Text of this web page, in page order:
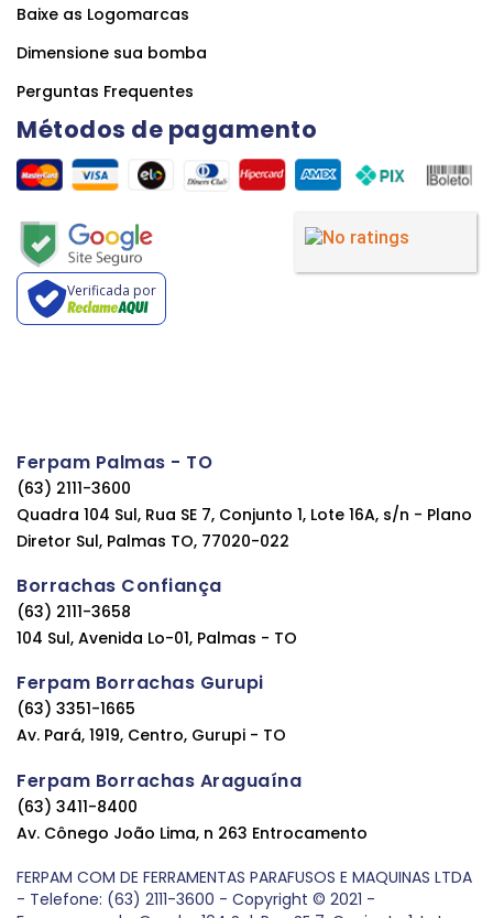
Baixe as Logomarcas
Dimensione sua bomba
Perguntas Frequentes
Métodos de pagamento
Verificada por
Ferpam Palmas - TO
(63) 2111-3600
Quadra 104 Sul, Rua SE 7, Conjunto 1, Lote 16A, s/n - Plano
Diretor Sul, Palmas TO, 77020-022
Borrachas Confiança
(63) 2111-3658
104 Sul, Avenida Lo-01, Palmas - TO
Ferpam Borrachas Gurupi
(63) 3351-1665
Av. Pará, 1919, Centro, Gurupi - TO
Ferpam Borrachas Araguaína
(63) 3411-8400
Av. Cônego João Lima, n 263 Entrocamento
FERPAM COM DE FERRAMENTAS PARAFUSOS E MAQUINAS LTDA
- Telefone: (63) 2111-3600 - Copyright © 2021 -